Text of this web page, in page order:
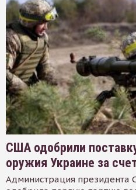
США одобрили
оружия Украине за
Администрация